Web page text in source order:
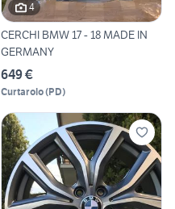
4
CERCHI BMW 17 - 18 MADE IN
GERMANY
649 €
Curtarolo(PD)